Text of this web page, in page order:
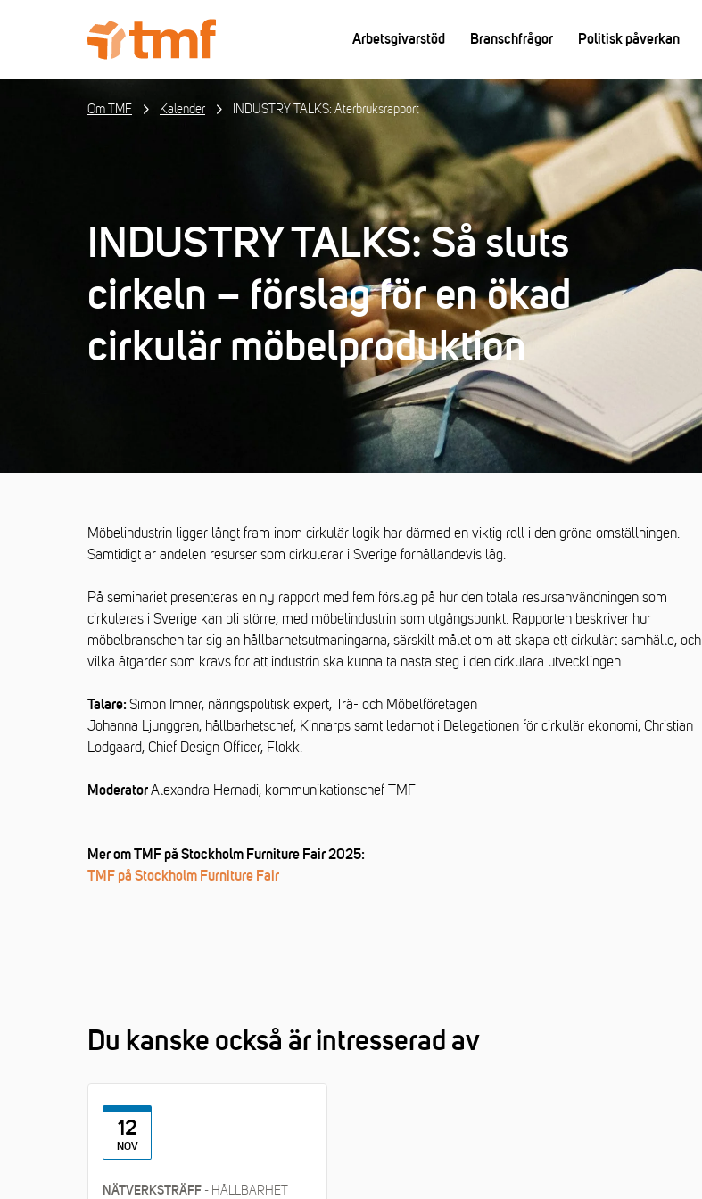
Arbetsgivarstöd Branschfrågor Politisk påverkan
Om TMF Kalender INDUSTRY TALKS: Återbruksrapport
INDUSTRY TALKS: Så sluts
cirkeln – förslag för en ökad
cirkulär möbelproduktion
Möbelindustrin ligger långt fram inom cirkulär logik har därmed en viktig roll i den gröna omställningen.
Samtidigt är andelen resurser som cirkulerar i Sverige förhållandevis låg.
På seminariet presenteras en ny rapport med fem förslag på hur den totala resursanvändningen som
cirkuleras i Sverige kan bli större, med möbelindustrin som utgångspunkt. Rapporten beskriver hur
möbelbranschen tar sig an hållbarhetsutmaningarna, särskilt målet om att skapa ett cirkulärt samhälle, och
vilka åtgärder som krävs för att industrin ska kunna ta nästa steg i den cirkulära utvecklingen.
Talare: Simon Imner, näringspolitisk expert, Trä- och Möbelföretagen
Johanna Ljunggren, hållbarhetschef, Kinnarps samt ledamot i Delegationen för cirkulär ekonomi, Christian
Lodgaard, Chief Design Officer, Flokk.
ModeratorAlexandra Hernadi, kommunikationschef TMF
Mer om TMF på Stockholm Furniture Fair 2025:
TMF på Stockholm Furniture Fair
Du kanske också är intresserad av
12
NOV
NÄTVERKSTRÄFF - HÅLLBARHET